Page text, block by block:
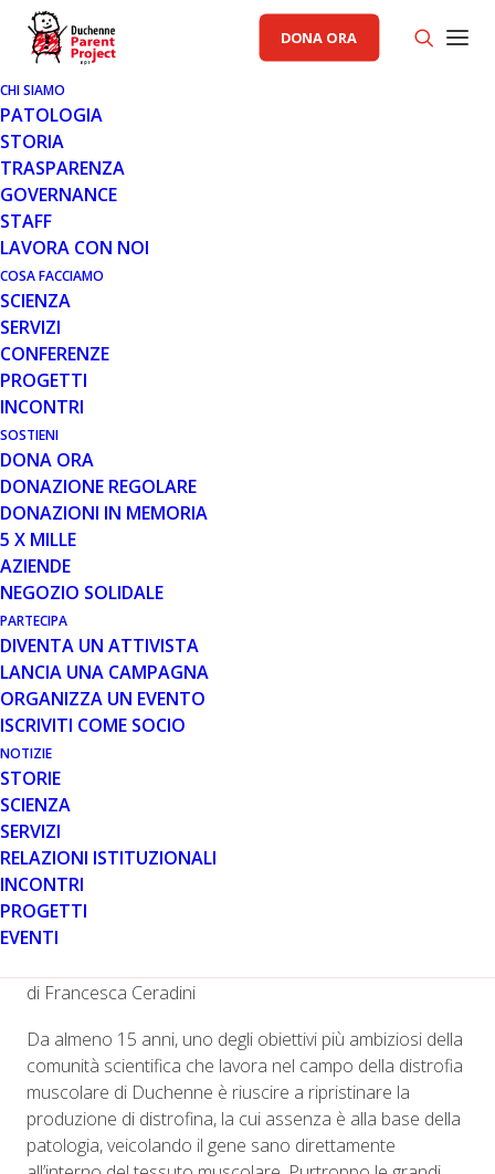
DONA ORA
CHI SIAMO
PATOLOGIA
STORIA
TRASPARENZA
GOVERNANCE
STAFF
LAVORA CON NOI
COSA FACCIAMO
SCIENZA
SERVIZI
CONFERENZE
PROGETTI
INCONTRI
SOSTIENI
DONA ORA
DONAZIONE REGOLARE
DONAZIONI IN MEMORIA
5 X MILLE
AZIENDE
NEGOZIO SOLIDALE
PARTECIPA
DIVENTA UN ATTIVISTA
LANCIA UNA CAMPAGNA
ORGANIZZA UN EVENTO
ISCRIVITI COME SOCIO
NOTIZIE
STORIE
SCIENZA
SERVIZI
RELAZIONI ISTITUZIONALI
INCONTRI
PROGETTI
EVENTI
AREA SCIENZA PP
12 MAR 2018
DALLA RICERCA DI BASE LE
NUOVE STRATEGIE PER
RIPRISTINARE LA PRODUZIONE
DI DISTROFINA NEI PAZIENTI
DUCHENNE
Quest’anno la Conferenza Internazionale si è aperta con
una sessione interamente dedicata alle strategie più
innovative che mirano a ripristinare la produzione di
distrofina, e che stanno compiendo il delicato passaggio
dalla fase di ricerca preclinica alla fase di
sperimentazione clinica nei pazienti DMD. La grande e
attesa novità è stato il focus sulla terapia genica che da
pochi mesi è approdata allo sviluppo clinico con quattro
diversi trial clinici negli Stati Uniti, e un quinto
programma nelle fasi finali di preclinica in Europa. Sono
state, inoltre, illustrate le potenzialità dell’editing
genomico per la Duchenne, strategia ancora in fase
preclinica, e il programma di sviluppo clinico di
oligonucleotidi antisenso di nuova generazione
nota strategia di exon skipping.
di Francesca Ceradini
Da almeno 15 anni, uno degli obiettivi più ambiziosi della
comunità scientifica che lavora nel campo della distrofia
muscolare di Duchenne è riuscire a ripristinare la
produzione di distrofina, la cui assenza è alla base della
patologia, veicolando il gene sano direttamente